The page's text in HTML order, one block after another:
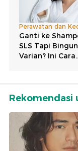
Rekomendasi